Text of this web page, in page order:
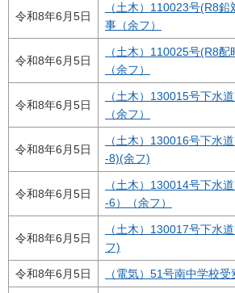
令和8年6月5日
（土木）110023号(R8
事（余フ）
令和8年6月5日
（土木）110025号(R8
（余フ）
令和8年6月5日
（土木）130015号下水
（余フ）
令和8年6月5日
（土木）130016号下水
-8)(余フ)
令和8年6月5日
（土木）130014号下水
-6）（余フ）
令和8年6月5日
（土木）130017号下水
フ)
令和8年6月5日 （電気）51号南中学校